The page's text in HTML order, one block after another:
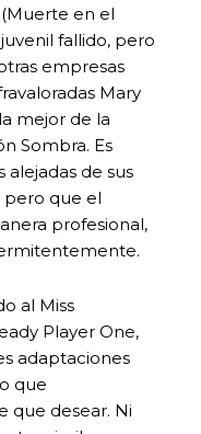
en el
fallido, pero
empresas
Mary
mejor de la
Sombra. Es
de sus
pero que el
profesional,
al Miss
Player One,
adaptaciones
que
que desear. Ni